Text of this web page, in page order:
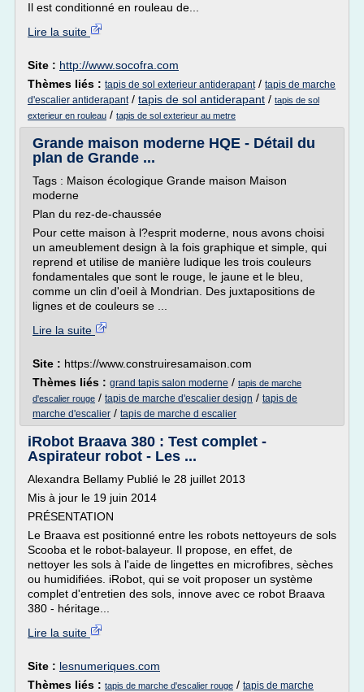
Il est conditionné en rouleau de...
Lire la suite
Site : http://www.socofra.com
Thèmes liés : tapis de sol exterieur antiderapant/ tapis de marche
d'escalier antiderapant/ tapis de sol antiderapant / tapis de sol
exterieur en rouleau / tapis de sol exterieur au metre
Grande maison moderne HQE - Détail du
plan de Grande ...
Tags : Maison écologique Grande maison Maison
moderne
Plan du rez-de-chaussée
Pour cette maison à l?esprit moderne, nous avons choisi
un ameublement design à la fois graphique et simple, qui
reprend et utilise de manière ludique les trois couleurs
fondamentales que sont le rouge, le jaune et le bleu,
comme un clin d'oeil à Mondrian. Des juxtapositions de
lignes et de couleurs se ...
Lire la suite
Site : https://www.construiresamaison.com
Thèmes liés : grand tapis salon moderne / tapis de marche
d'escalier rouge / tapis de marche d'escalier design / tapis de
marche d'escalier / tapis de marche d escalier
iRobot Braava 380 : Test complet -
Aspirateur robot - Les ...
Alexandra Bellamy Publié le 28 juillet 2013
Mis à jour le 19 juin 2014
PRÉSENTATION
Le Braava est positionné entre les robots nettoyeurs de sols
Scooba et le robot-balayeur. Il propose, en effet, de
nettoyer les sols à l'aide de lingettes en microfibres, sèches
ou humidifiées. iRobot, qui se voit proposer un système
complet d'entretien des sols, innove avec ce robot Braava
380 - héritage...
Lire la suite
Site : lesnumeriques.com
Thèmes liés : tapis de marche d'escalier rouge / tapis de marche